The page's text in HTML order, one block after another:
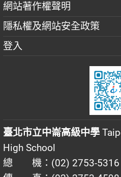
網站著作權聲明
隱私權及網站安全政策
登入
臺北市立中崙高級中學
High School
總 機：(02) 2753-5316